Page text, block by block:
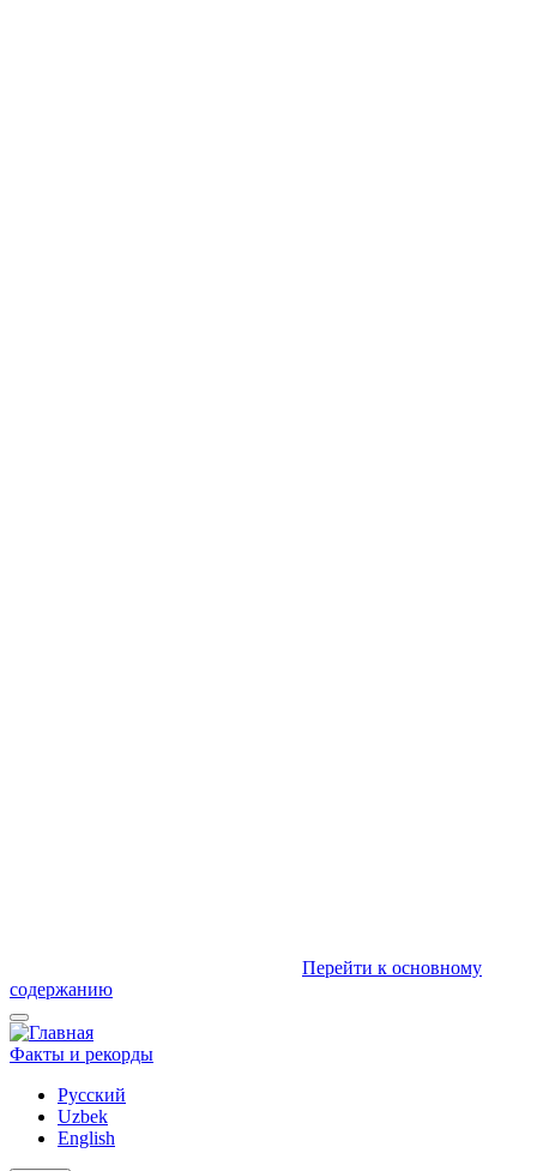
Перейти к основному
содержанию
Факты и рекорды
Русский
Uzbek
English